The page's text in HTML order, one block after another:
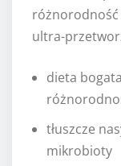
różnorodność
ultra-
dieta
tłuszcze
mikrobioty